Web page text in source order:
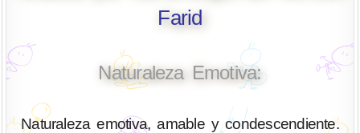
Farid
Naturaleza Emotiva:
Naturaleza emotiva, amable y condescendiente.